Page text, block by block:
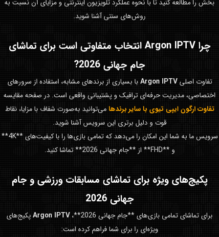
بخش را مطالعه کنید تا با نحوه عملکرد تلویزیون اینترنتی و مزایای آن نسبت به
روش‌های سنتی آشنا شوید.
چراArgon IPTV انتخاب متفاوتی است برای تماشای
جام جهانی 2026
?
تفاوت اصلیArgon IPTV با بسیاری از برندهای مشابه، استفاده از سرورهای
اختصاصی، مدیریت حرفه‌ای ترافیک و پشتیبانی واقعی است. در صفحه مقایسه
تفاوت ارگون ایپی تیوی با سایر برندها می‌توانید به‌صورت شفاف با مزایا، نقاط
قوت و دلیل برتری این سرویس آشنا شوید.
سرویس ما به شما این امکان را می‌دهد که تمامی بازی‌ها را با کیفیت‌های **4K**
و **FHD** از **جام جهانی 2026** تماشا کنید.
پکیج‌های ویژه برای تماشای مسابقات ورزشی وجام
جهانی 2026
برای تماشای تمامی بازی‌های **جام جهانی 2026**، Argon IPTVپکیج‌های
ویژه‌ای را برای شما فراهم کرده است: